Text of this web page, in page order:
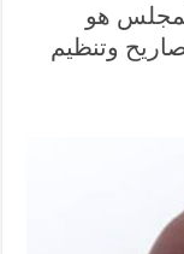
هو
وتنظيم